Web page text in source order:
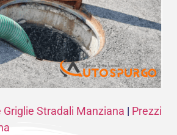
Stradali Manziana | Prezzi